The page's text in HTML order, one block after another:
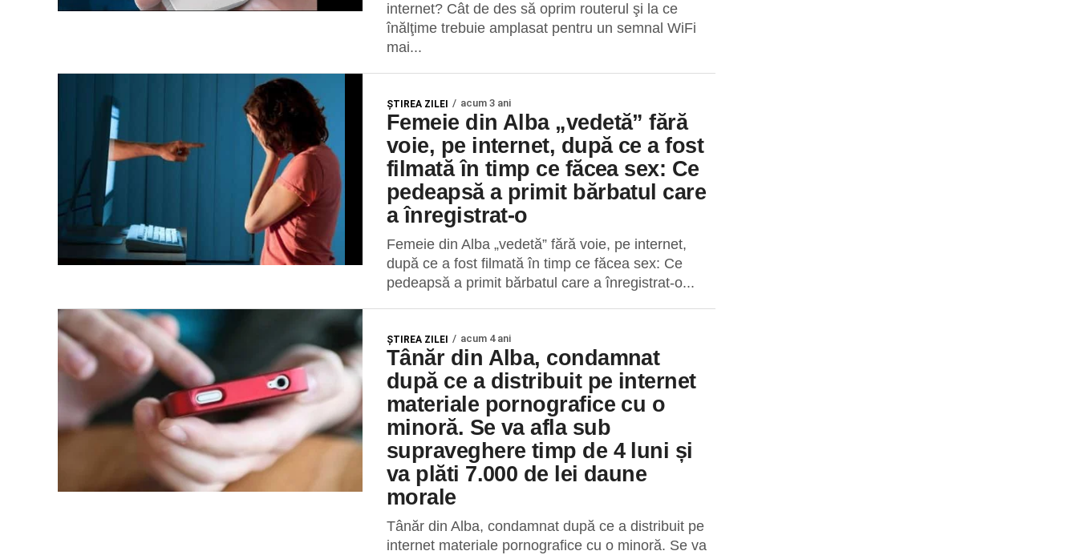
internet? Cât de des să oprim routerul şi la ce
înălţime trebuie amplasat pentru un semnal WiFi
mai...
ŞTIREA ZILEI acum 3 ani
Femeie din Alba „vedetă” fără
voie, pe internet, după ce a fost
filmată în timp ce făcea sex: Ce
pedeapsă a primit bărbatul care
a înregistrat-o
Femeie din Alba „vedetă” fără voie, pe internet,
după ce a fost filmată în timp ce făcea sex: Ce
pedeapsă a primit bărbatul care a înregistrat-o...
ŞTIREA ZILEI acum 4 ani
Tânăr din Alba, condamnat
după ce a distribuit pe internet
materiale pornografice cu o
minoră. Se va afla sub
supraveghere timp de 4 luni și
va plăti 7.000 de lei daune
morale
Tânăr din Alba, condamnat după ce a distribuit pe
internet materiale pornografice cu o minoră. Se va